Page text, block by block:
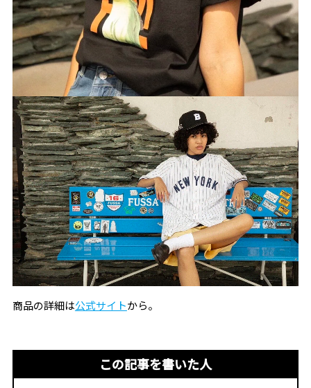
商品の詳細は公式サイトから。
この記事を書いた人